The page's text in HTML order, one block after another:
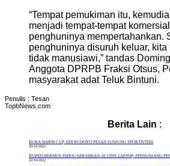
“Tempat pemukiman itu,
menjadi tempat-tempat
penghuninya mempertahankan.
penghuninya disuruh keluar, kita
tidak manusiawi,” tandas
Anggota DPRPB Fraksi Otsus,
masyarakat adat Teluk Bintuni.
Penulis : Tesan
TopbNews.com
Berita Lain :
BUKA HARM CUP, EDI BUDOYO PESAN JUNJUNG SPORTIVITAS
20/10/2022
BUPATI HERMUS INDOU SERAHKAN 20 UNIT LAPTOP, PPENUNJANG
22/10/2022